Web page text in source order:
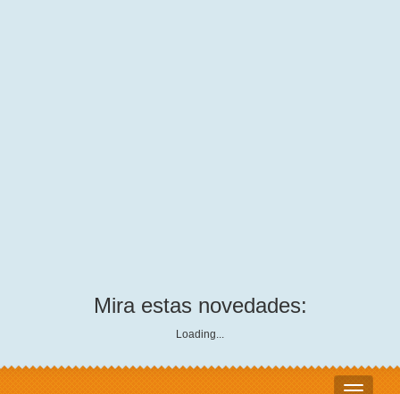
Mira estas novedades:
Loading...